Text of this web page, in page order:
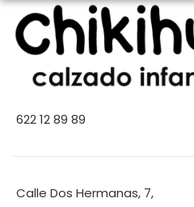
622 12 89 89
Calle Dos Hermanas, 7,